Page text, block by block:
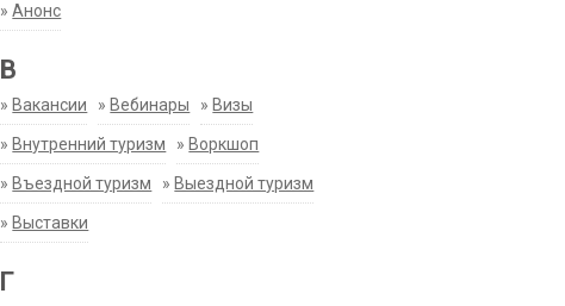
»Анонс
В
» Вакансии » Вебинары » Визы
» Внутренний туризм » Воркшоп
» Въездной туризм » Выездной туризм
» Выставки
Г